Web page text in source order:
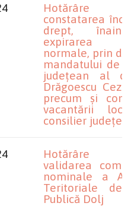
Hotărâre
constatarea
drept,
expirarea
normale, prin
mandatului de
județean al
Drăgoescu
precum și
vacantării
consilier
Hotărâre
validarea
nominale a
Teritoriale de
Publică Dolj